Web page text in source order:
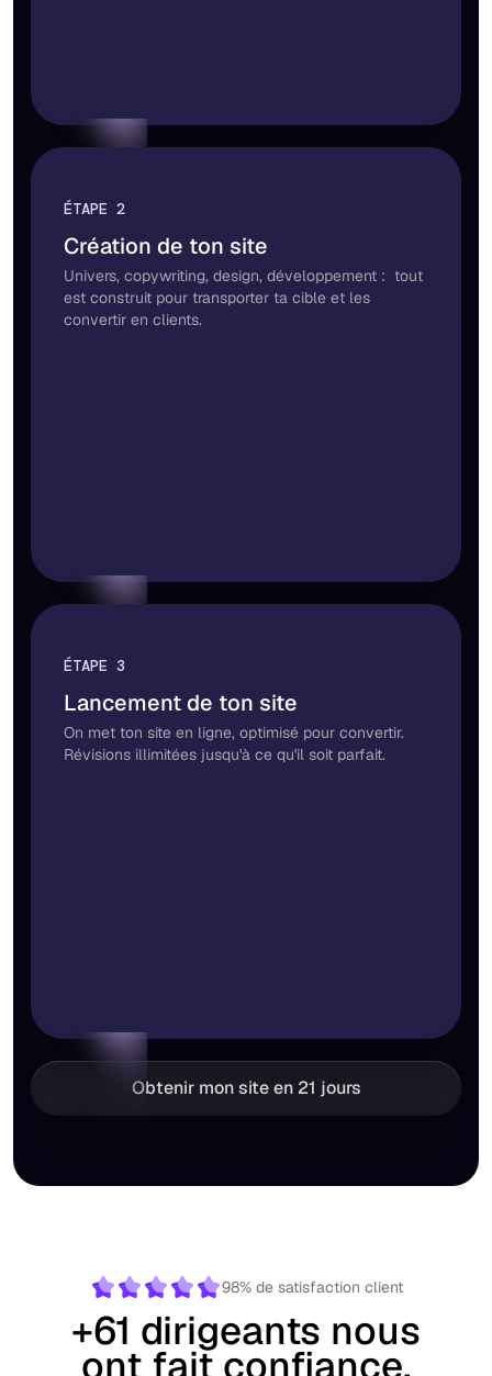
ÉTAPE 2
Création de ton site
Univers, copywriting, design, développement : tout
est construit pour transporter ta cible et les
convertir en clients.
ÉTAPE 3
Lancement de ton site
On met ton site en ligne, optimisé pour convertir.
Révisions illimitées jusqu'à ce qu'il soit parfait.
Obtenir mon site en 21 jours
98% de satisfaction client
+61 dirigeants nous
ont fait confiance.